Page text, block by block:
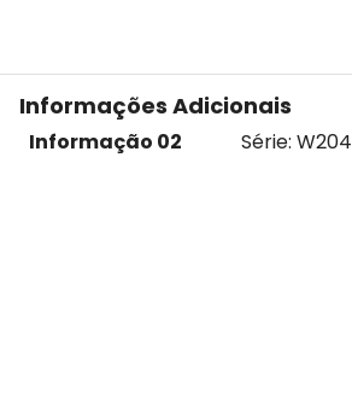
Informações Adicionais
Informação 02 Série: W204